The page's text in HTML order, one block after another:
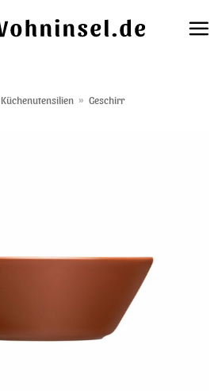
Küchenutensilien » Geschirr